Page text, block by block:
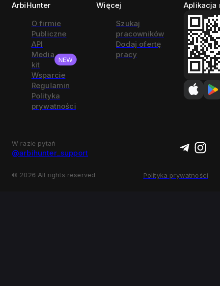
ArbiHunter
O firmie
Publiczne
API
Media
kit
NEW
Wsparcie
Regulamin
Polityka
prywatności
Więcej
Szukaj
pracowników
Dodaj ofertę
pracy
Aplikacja
W razie pytań
@arbihunter_support
© 2026 All rights reserved Polityka prywatności